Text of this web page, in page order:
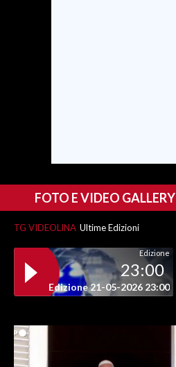
PUBBLICITÀ
SPIAGGE
STORE
FOTO E VIDEO GALLERY
TG VIDEOLINA Ultime Edizioni
Edizione
23:00
Edizione 21-05-2026 23:00